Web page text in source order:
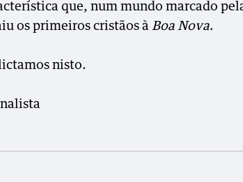
que, num mundo marcado
os primeiros cristãos à Boa Nova.
nisto.